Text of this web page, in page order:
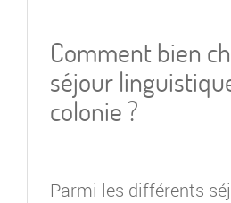
Comment bien
séjour
colonie ?
Parmi les différents